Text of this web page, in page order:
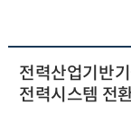
전력산업기반
전력시스템 전